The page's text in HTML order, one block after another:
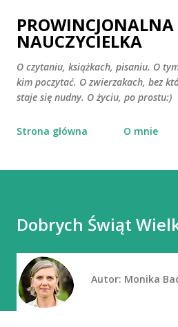
Przejdź do głównej
PROWINCJONALNA
NAUCZYCIELKA
O czytaniu, książkach, pisaniu. O
kim poczytać. O zwierzakach, bez
staje się nudny. O życiu, po prostu:)
Strona główna O mnie
Dobrych Świąt
Autor: Monika